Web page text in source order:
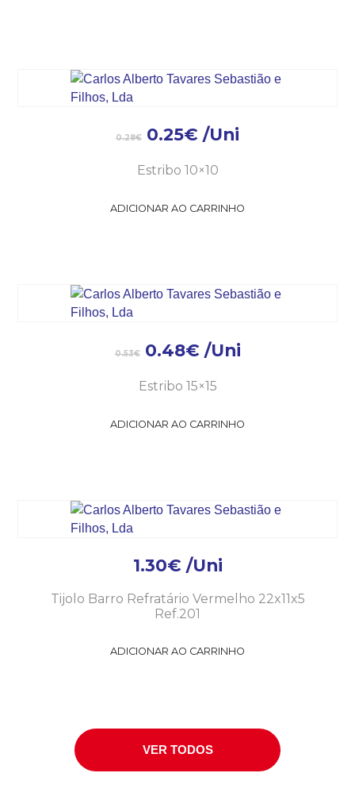
0.28€ 0.25€ /Uni
Estribo 10×10
ADICIONAR AO CARRINHO
0.53€ 0.48€ /Uni
Estribo 15×15
ADICIONAR AO CARRINHO
1.30€ /Uni
Tijolo Barro Refratário Vermelho 22x11x5
Ref.201
ADICIONAR AO CARRINHO
VER TODOS